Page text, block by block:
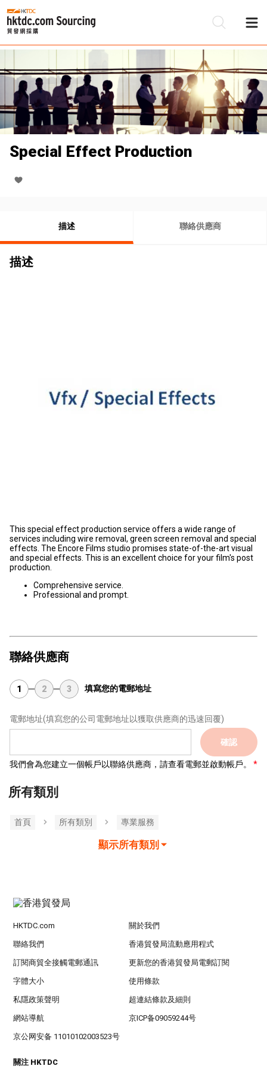
Special Effect Production
描述 聯絡供應商
描述
This special effect production service offers a wide range of
services including wire removal, green screen removal and special
effects. The Encore Films studio promises state-of-the-art visual
and special effects. This is an excellent choice for your film's post
production.
Comprehensive service.
Professional and prompt.
聯絡供應商
1 2 3 填寫您的電郵地址
電郵地址(填寫您的公司電郵地址以獲取供應商的迅速回覆)
確認
我們會為您建立一個帳戶以聯絡供應商，請查看電郵並啟動帳戶。
所有類別
首頁 所有類別 專業服務
顯示所有類別
HKTDC.com 關於我們
聯絡我們 香港貿發局流動應用程式
訂閱商貿全接觸電郵通訊 更新您的香港貿發局電郵訂閱
字體大小 使用條款
私隱政策聲明 超連結條款及細則
網站導航 京ICP备09059244号
京公网安备 11010102003523号
關注 HKTDC